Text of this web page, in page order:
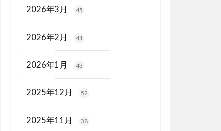
2026年3月 45
2026年2月 41
2026年1月 43
2025年12月 52
2025年11月 38